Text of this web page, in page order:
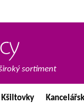
sortiment
Kšiltovky